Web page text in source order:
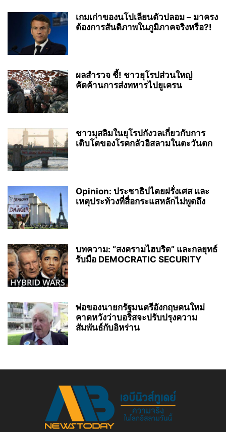
เกมเก่าของนโปเลียนตัวปลอม – มาครง
ต้องการสันติภาพในภูมิภาคจริงหรือ?!
ผลสำรวจ ชี้! ชาวยุโรปส่วนใหญ่
คัดค้านการส่งทหารไปยูเครน
ชาวมุสลิมในยุโรปกังวลเกี่ยวกับการ
เติบโตของโรคกลัวอิสลามในตะวันตก
Opinion: ประชาธิปไตยฝรั่งเศส และ
เหตุประท้วงที่สื่อกระแสหลักไม่พูดถึง
บทความ: “สงครามไฮบริด” และกลยุทธ์
รับมือ DEMOCRATIC SECURITY
พ่อของนายกรัฐมนตรีอังกฤษคนใหม่
คาดหวังว่าบอริสจะปรับปรุงความ
สัมพันธ์กับอิหร่าน